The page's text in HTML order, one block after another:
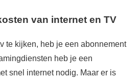
van internet en TV
te kijken, heb je een abonnement
heb je een
snel internet nodig. Maar er is